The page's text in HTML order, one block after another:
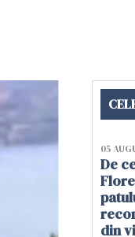
05
De
din